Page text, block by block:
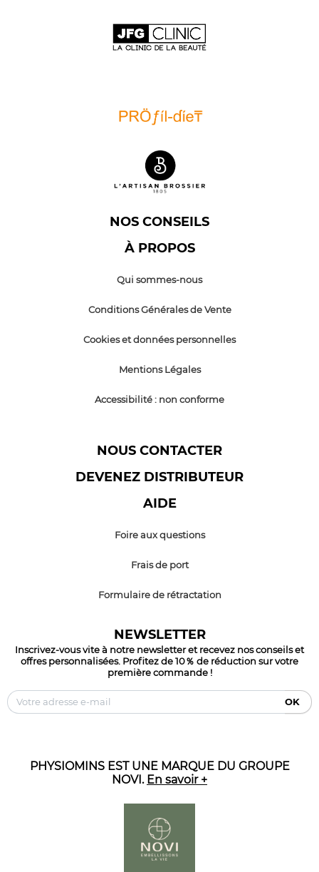
NOS CONSEILS
À PROPOS
Qui sommes-nous
Conditions Générales de Vente
Cookies et données personnelles
Mentions Légales
Accessibilité : non conforme
NOUS CONTACTER
DEVENEZ DISTRIBUTEUR
AIDE
Foire aux questions
Frais de port
Formulaire de rétractation
NEWSLETTER
Inscrivez-vous vite à notre newsletter et recevez nos conseils et
offres personnalisées. Profitez de 10％ de réduction sur votre
première commande !
OK
PHYSIOMINS EST UNE MARQUE DU GROUPE
NOVI. En savoir +